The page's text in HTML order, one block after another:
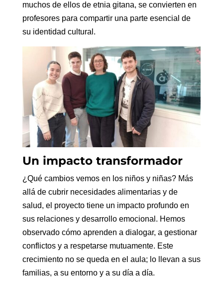
muchos de ellos de etnia gitana, se convierten en
profesores para compartir una parte esencial de
su identidad cultural.
Un impacto transformador
¿Qué cambios vemos en los niños y niñas? Más
allá de cubrir necesidades alimentarias y de
salud, el proyecto tiene un impacto profundo en
sus relaciones y desarrollo emocional. Hemos
observado cómo aprenden a dialogar, a gestionar
conflictos y a respetarse mutuamente. Este
crecimiento no se queda en el aula; lo llevan a sus
familias, a su entorno y a su día a día.